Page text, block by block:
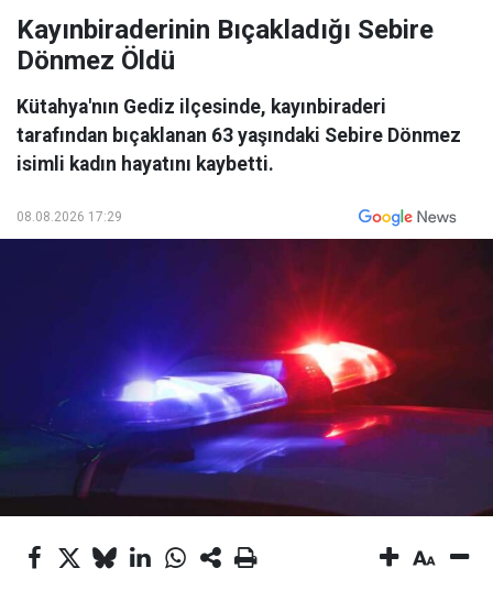
Kayınbiraderinin Bıçakladığı Sebire
Dönmez Öldü
Kütahya'nın Gediz ilçesinde, kayınbiraderi
tarafından bıçaklanan 63 yaşındaki Sebire Dönmez
isimli kadın hayatını kaybetti.
08.08.2026 17:29